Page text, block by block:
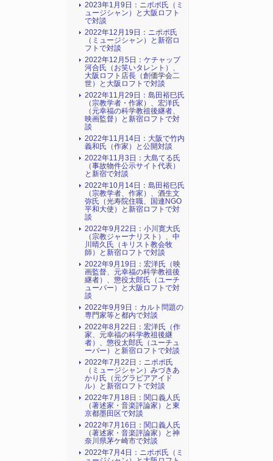
2023年1月9日：ニポポ氏（ミ
ュージシャン）と大阪ロフト
で対談
2022年12月19日：ニポポ氏
（ミュージシャン）と新宿ロ
フトで対談
2022年12月5日：ケチャップ
河合氏（お笑いタレント）、
大阪ロフト店長（創価学会二
世）と大阪ロフトで対談
2022年11月29日：島田裕巳氏
（宗教学者・作家）、宏洋氏
（元幸福の科学教祖後継者、
映画監督）と新宿ロフトで対
談
2022年11月14日：大阪で竹内
義和氏（作家）と公開対談
2022年11月3日：大島てる氏
（事故物件公示サイト代表）
と新宿で対談
2022年10月14日：島田裕巳氏
（宗教学者、作家）、酒生文
弥氏（光寿院住職、国連NGO
平和大使）と新宿ロフトで対
談
2022年9月22日：小川寛大氏
（宗教ジャーナリスト）、中
川晴久氏（キリスト教会牧
師）と新宿ロフトで対談
2022年9月19日：宏洋氏（映
画監督、元幸福の科学教祖後
継者）、懲役太郎氏（ユーチ
ューバー）と大阪ロフトで対
談
2022年9月9日：カルト問題の
専門家等と都内で対談
2022年8月22日：宏洋氏（作
家、元幸福の科学教祖後継
者）、懲役太郎氏（ユーチュ
ーバー）と新宿ロフトで対談
2022年7月22日：ニポポ氏
（ミュージシャン）みづきあ
かり氏（元グラビアアイド
ル）と新宿ロフトで対談
2022年7月18日：関口義人氏
（著述家・音楽評論家）と東
京都墨田区で対談
2022年7月16日：関口義人氏
（著述家・音楽評論家）と神
奈川県茅ケ崎市で対談
2022年7月4日：ニポポ氏（ミ